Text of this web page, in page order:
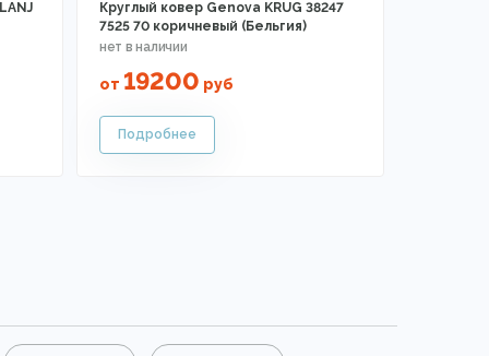
Круглый ковер Genova KRUG 38247
7525 70 коричневый (Бельгия)
от 19200 руб